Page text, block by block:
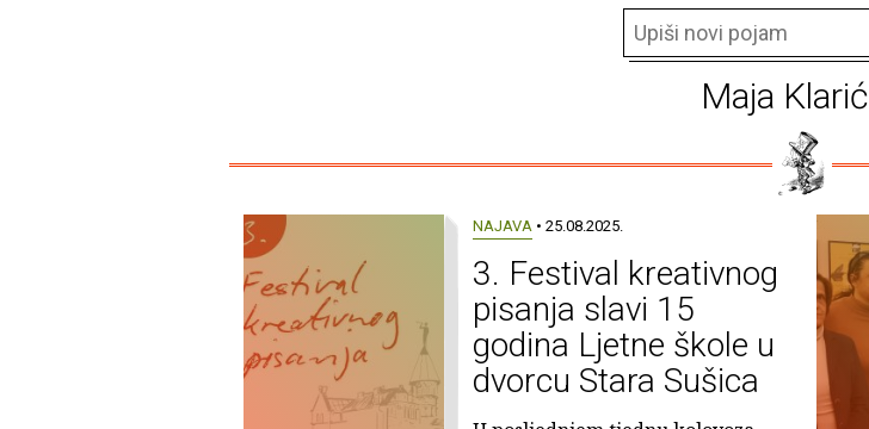
Maja Klarić
NAJAVA • 25.08.2025.
3. Festival kreativnog
pisanja slavi 15
godina Ljetne škole u
dvorcu Stara Sušica